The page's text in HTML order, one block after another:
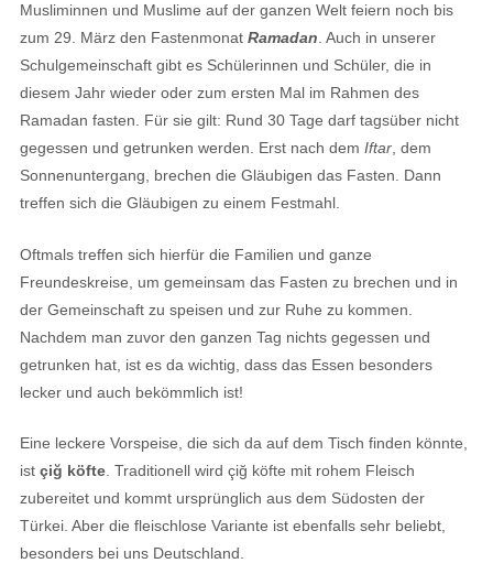
Musliminnen und Muslime auf der ganzen Welt feiern noch bis
zum 29. März den Fastenmonat Ramadan . Auch in unserer
Schulgemeinschaft gibt es Schülerinnen und Schüler, die in
diesem Jahr wieder oder zum ersten Mal im Rahmen des
Ramadan fasten. Für sie gilt: Rund 30 Tage darf tagsüber nicht
gegessen und getrunken werden. Erst nach dem Iftar, dem
Sonnenuntergang, brechen die Gläubigen das Fasten. Dann
treffen sich die Gläubigen zu einem Festmahl.
Oftmals treffen sich hierfür die Familien und ganze
Freundeskreise, um gemeinsam das Fasten zu brechen und in
der Gemeinschaft zu speisen und zur Ruhe zu kommen.
Nachdem man zuvor den ganzen Tag nichts gegessen und
getrunken hat, ist es da wichtig, dass das Essen besonders
lecker und auch bekömmlich ist!
Eine leckere Vorspeise, die sich da auf dem Tisch finden könnte,
ist çiğ köfte. Traditionell wird çiğ köfte mit rohem Fleisch
zubereitet und kommt ursprünglich aus dem Südosten der
Türkei. Aber die fleischlose Variante ist ebenfalls sehr beliebt,
besonders bei uns Deutschland.